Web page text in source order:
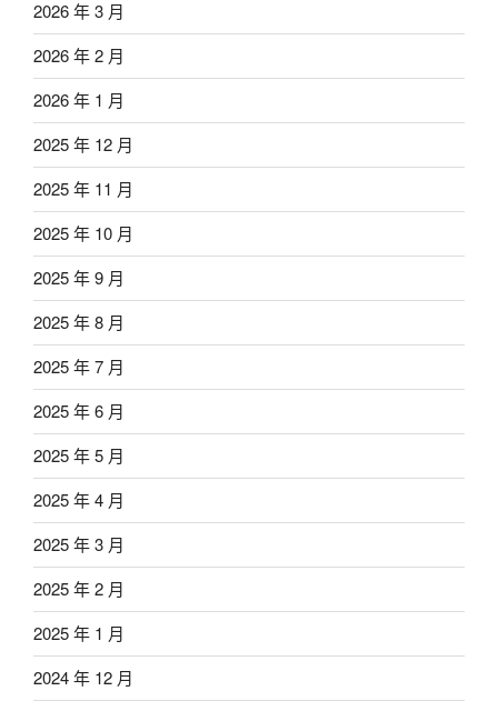
2026 年 3 月
2026 年 2 月
2026 年 1 月
2025 年 12 月
2025 年 11 月
2025 年 10 月
2025 年 9 月
2025 年 8 月
2025 年 7 月
2025 年 6 月
2025 年 5 月
2025 年 4 月
2025 年 3 月
2025 年 2 月
2025 年 1 月
2024 年 12 月